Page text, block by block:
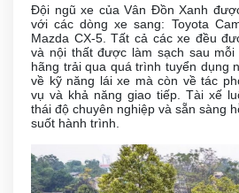
Đội ngũ xe của Vân Đồn Xanh
với các dòng xe sang: Toyota
Mazda CX-5. Tất cả các xe đều
và nội thất được làm sạch sau
hãng trải qua quá trình tuyển dụng
về kỹ năng lái xe mà còn về tác
vụ và khả năng giao tiếp. Tài xế
thái độ chuyên nghiệp và sẵn sàng
suốt hành trình.